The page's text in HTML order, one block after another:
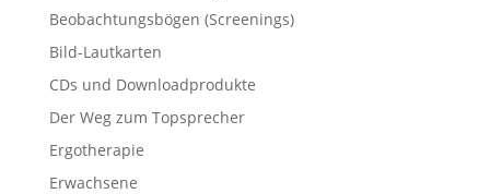
Beobachtungsbögen (Screenings)
Bild-Lautkarten
CDs und Downloadprodukte
Der Weg zum Topsprecher
Ergotherapie
Erwachsene